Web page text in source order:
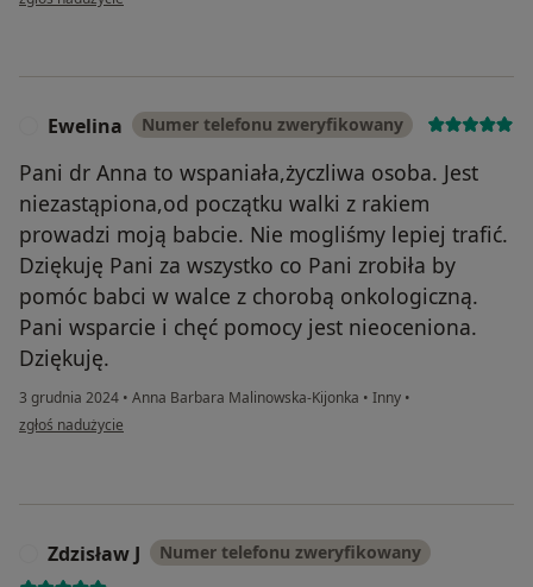
Ewelina Numer telefonu zweryfikowany
Pani dr Anna to wspaniała,życzliwa osoba. Jest
niezastąpiona,od początku walki z rakiem
prowadzi moją babcie. Nie mogliśmy lepiej trafić.
Dziękuję Pani za wszystko co Pani zrobiła by
pomóc babci w walce z chorobą onkologiczną.
Pani wsparcie i chęć pomocy jest nieoceniona.
Dziękuję.
3 grudnia 2024 • Anna Barbara Malinowska-Kijonka • Inny •
w opinii użytkownika Ewelina
zgłoś nadużycie
Zdzisław J Numer telefonu zweryfikowany